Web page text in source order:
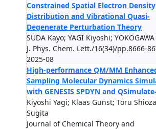
Constrained Spatial Electron Density
Distribution and Vibrational Quasi-
Degenerate Perturbation Theory
SUDA Kayo; YAGI Kiyoshi;
J. Phys. Chem. Lett./16(34)/pp.8666-
2025-08
High-performance QM/MM
Sampling Molecular Dynamics
with GENESIS SPDYN and
Kiyoshi Yagi; Klaas Gunst; Toru
Sugita
Journal of Chemical Theory and